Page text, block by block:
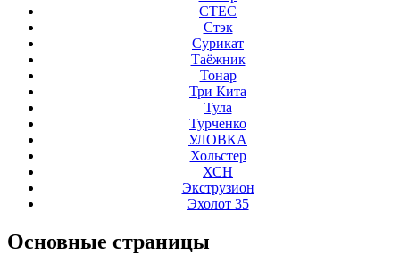
СТЕС
Стэк
Сурикат
Таёжник
Тонар
Три Кита
Тула
Турченко
УЛОВКА
Хольстер
ХСН
Экструзион
Эхолот 35
Основные страницы